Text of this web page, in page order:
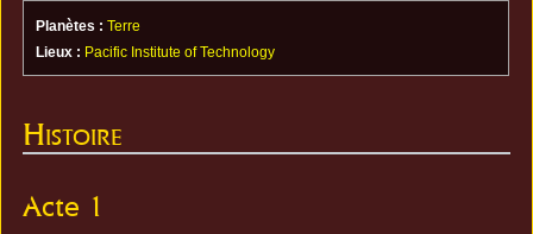
Planètes : Terre
Lieux : Pacific Institute of Technology
Histoire
Acte 1